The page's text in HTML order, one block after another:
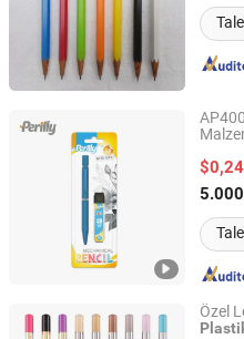
Ningbo Yinzhou Sages
Zhejiang, China
Özel